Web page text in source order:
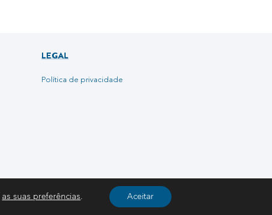
LEGAL
Política de privacidade
as suas preferências. Aceitar